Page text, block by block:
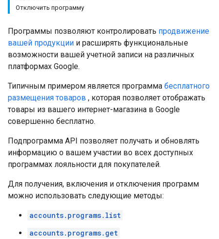
Отключить программу
Программы позволяют контролировать продвижение
вашей продукции и расширять функциональные
возможности вашей учетной записи на различных
платформах Google.
Типичным примером является программа бесплатного
размещения товаров , которая позволяет отображать
товары из вашего интернет-магазина в Google
совершенно бесплатно.
Подпрограмма API позволяет получать и обновлять
информацию о вашем участии во всех доступных
программах лояльности для покупателей.
Для получения, включения и отключения программ
можно использовать следующие методы:
accounts.programs.list
accounts.programs.get